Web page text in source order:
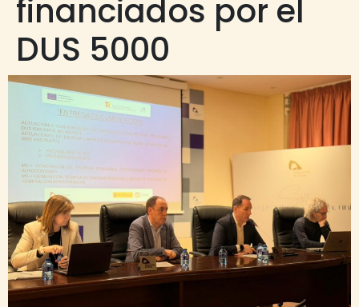
financiados por el
DUS 5000